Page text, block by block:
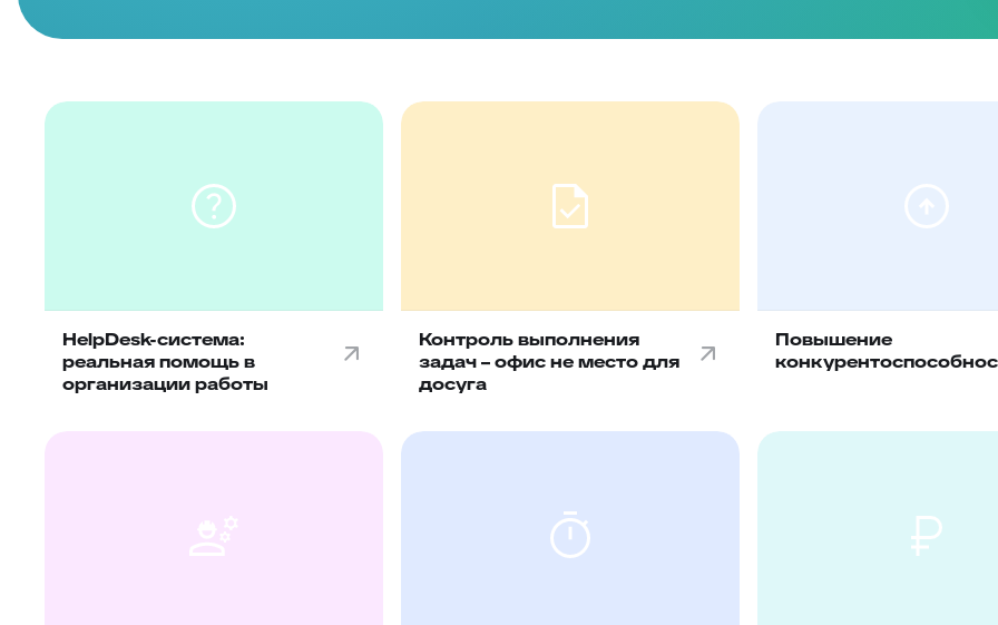
HelpDesk-система:
реальная помощь в
организации работы
Контроль выполнения
задач – офис не место для
досуга
Повышение